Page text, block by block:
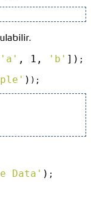
'a' , 1, 'b' ]) ;
) );
Data' ) ;